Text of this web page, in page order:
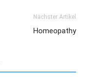
Nächster Artikel
Homeopathy